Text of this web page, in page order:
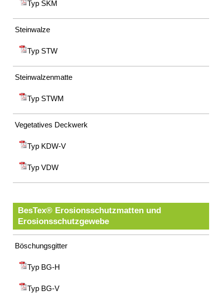
Typ SKM
Steinwalze
Typ STW
Steinwalzenmatte
Typ STWM
Vegetatives Deckwerk
Typ KDW-V
Typ VDW
BesTex® Erosionsschutzmatten und
Erosionsschutzgewebe
Böschungsgitter
Typ BG-H
Typ BG-V